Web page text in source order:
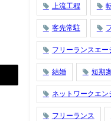
上流工程
客先常駐
フリーランスエー
結婚 短期
ネットワークエン
フリーランス